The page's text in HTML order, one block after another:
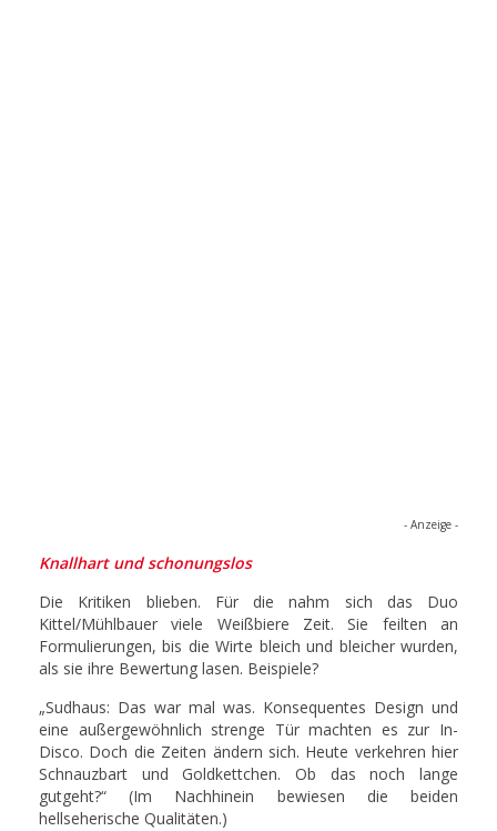
- Anzeige -
Knallhart und schonungslos
Die Kritiken blieben. Für die nahm sich das Duo
Kittel/Mühlbauer viele Weißbiere Zeit. Sie feilten an
Formulierungen, bis die Wirte bleich und bleicher wurden,
als sie ihre Bewertung lasen. Beispiele?
„Sudhaus: Das war mal was. Konsequentes Design und
eine außergewöhnlich strenge Tür machten es zur In-
Disco. Doch die Zeiten ändern sich. Heute verkehren hier
Schnauzbart und Goldkettchen. Ob das noch lange
gutgeht?“ (Im Nachhinein bewiesen die beiden
hellseherische Qualitäten.)